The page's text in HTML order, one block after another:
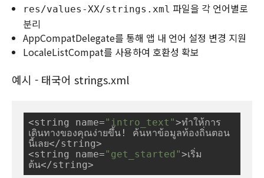
res/values-XX/strings.xml 파일을 각 언어별로
분리
AppCompatDelegate를 통해 앱 내 언어 설정 변경 지원
LocaleListCompat를 사용하여 호환성 확보
예시 - 태국어 strings.xml
<string name="intro_text">ทำให้การ
เดินทางของคุณง่ายขึ้น! ค้นหาข้อมูลท้องถิ่นตอน
นี้เลย</string>
<string name="get_started">เริ่ม